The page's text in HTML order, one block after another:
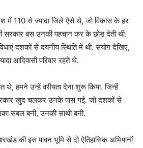
में 110 से ज्यादा जिले ऐसे थे, जो विकास के हर
सरकार बस उनकी पहचान कर के छोड़ देती थी.
दशकों से दयनीय स्थिति में थी. संयोग देखिए,
आदिवासी परिवार रहते थे.
थे, हमने उन्हें वरीयता देना शुरू किया. जिन्हें
खुद चलकर उनके पास गई. जो दशकों से
संबल बनी, उनकी साथी बनी.
की इस पावन भूमि से दो ऐतिहासिक अभियानों